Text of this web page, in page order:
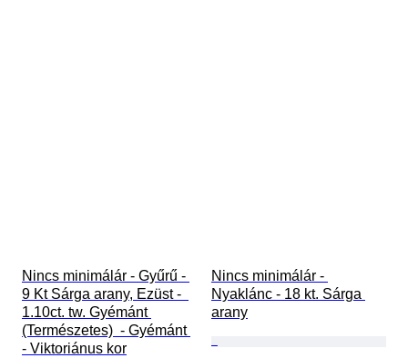
Nincs minimálár - Gyűrű -
9 Kt Sárga arany, Ezüst -
1.10ct. tw. Gyémánt
(Természetes)  - Gyémánt
- Viktoriánus kor
Nincs minimálár -
Nyaklánc - 18 kt. Sárga
arany